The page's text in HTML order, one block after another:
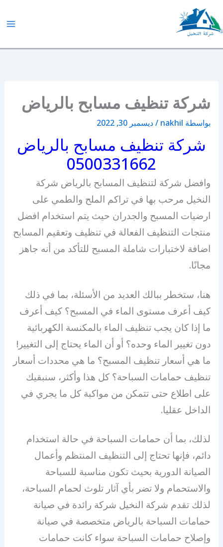
تخطي
إلى
المحتوى
شركة تنظيف مسابح بالرياض
بواسطة nakhil
/ديسمبر 30, 2022
شركة تنظيف مسابح بالرياض
0500331662
وافضل شركة لتنظيف المسابح بالرياض شركة
النخيل مرحب بها في تراكم الملح والطمي على
ارضيات المسبح والجدران حيث يتم استخدام افضل
منتجات التنظيف الفعالة في تنظيف وتعقيم المسابح
اضافة لاختبارات شاملة المسبح للتأكد من أنه جاهز
مجانًا.
هنا، ستخطر ببالك العديد من الأسئلة، بما في ذلك
كيف أعرف مستوى الماء في المسبح؟ كيف أعرف
ما إذا كان يجب تنظيف الماء بالمكنسة الكهربائية
دون تغيير الماء وحده؟ أو أن الماء يحتاج إلى التغيير!
ما هي أسعار تنظيف المسبح؟ ما هي محددات أسعار
تنظيف حمامات السباحة؟ كل هذا وأكثر، سنبقيك
على اطلاع حتى تتمكن من مواكبة كل ما يجري في
الداخل عقليا.
لذلك، بما أن حمامات السباحة في حالة استخدام
دائم، فإنها تحتاج إلى التنظيف المنتظم وأعمال
الصيانة الدورية بحيث تكون مناسبة للسباحة
والاستحمام ولا تضر بأي آثار تلوث لحمام السباحة،
لذلك تقدم شركة النخيل شركة رائدة في صيانة
حمامات السباحة بالرياض متخصصة في صيانة
وإصلاح حمامات السباحة سواء كانت حمامات